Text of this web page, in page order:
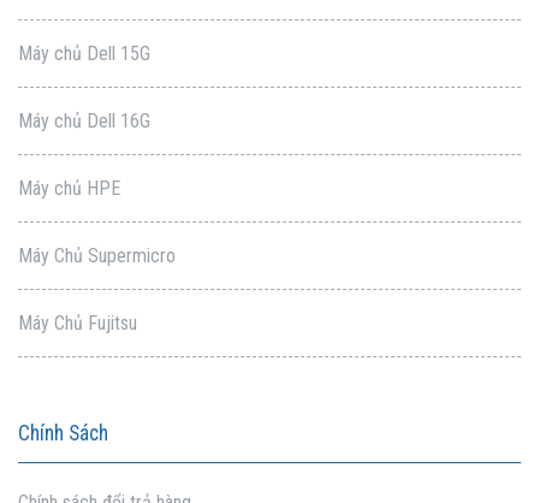
Máy chủ Dell 15G
Máy chủ Dell 16G
Máy chủ HPE
Máy Chủ Supermicro
Máy Chủ Fujitsu
Chính Sách